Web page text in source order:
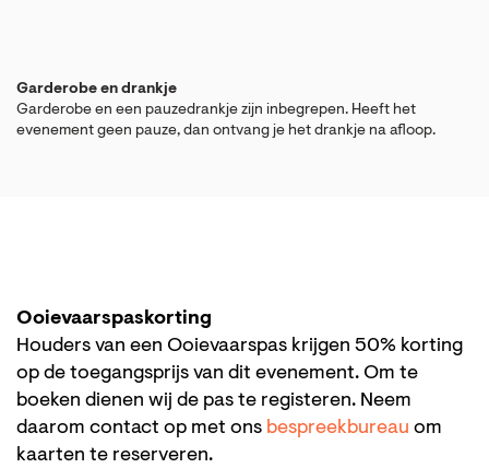
Garderobe en drankje
Garderobe en een pauzedrankje zijn inbegrepen. Heeft het
evenement geen pauze, dan ontvang je het drankje na afloop.
Ooievaarspaskorting
Houders van een Ooievaarspas krijgen 50% korting
op de toegangsprijs van dit evenement. Om te
boeken dienen wij de pas te registeren. Neem
daarom contact op met ons bespreekbureau om
kaarten te reserveren.